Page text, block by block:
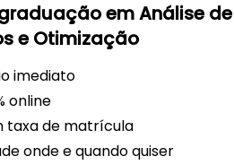
em Análise de
e Otimização
imediato
online
taxa de matrícula
onde e quando quiser